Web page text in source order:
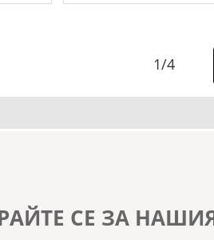
1/4
СЕ ЗА